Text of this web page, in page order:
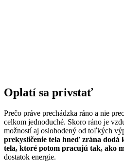
Oplatí sa privstať
Prečo práve prechádzka ráno a nie
celkom jednoduché. Skoro ráno je
možností aj oslobodený od toľkých
prekysličenie tela hneď zrána dodá
tela, ktoré potom pracujú tak, ako
dostatok energie.